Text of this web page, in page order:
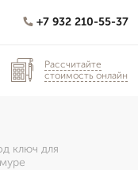
+7 932 210-55-37
Рассчитайте
стоимость онлайн
ключ для